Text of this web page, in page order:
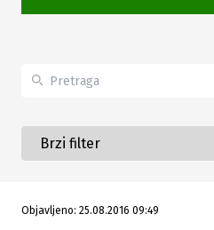
Objavljeno: 25.08.2016 09:49